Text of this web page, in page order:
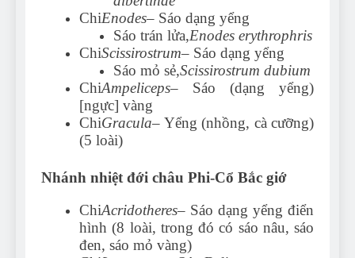
ChiEnodes– Sáo dạng yểng
Sáo trán lửa,Enodes erythrophris
ChiScissirostrum– Sáo dạng yểng
Sáo mỏ sẻ,Scissirostrum dubium
ChiAmpeliceps– Sáo (dạng yểng)
[ngực] vàng
ChiGracula– Yểng (nhồng, cà cưỡng)
(5 loài)
Nhánh nhiệt đới châu Phi-Cổ Bắc giớ
ChiAcridotheres– Sáo dạng yểng điển
hình (8 loài, trong đó có sáo nâu, sáo
đen, sáo mỏ vàng)